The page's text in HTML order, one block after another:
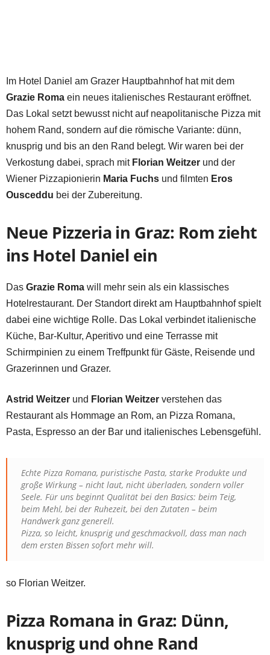
Im Hotel Daniel am Grazer Hauptbahnhof hat mit dem
Grazie Roma ein neues italienisches Restaurant eröffnet.
Das Lokal setzt bewusst nicht auf neapolitanische Pizza mit
hohem Rand, sondern auf die römische Variante: dünn,
knusprig und bis an den Rand belegt. Wir waren bei der
Verkostung dabei, sprach mit Florian Weitzer und der
Wiener Pizzapionierin Maria Fuchs und filmten Eros
Ousceddu bei der Zubereitung.
Neue Pizzeria in Graz: Rom zieht
ins Hotel Daniel ein
Das Grazie Roma will mehr sein als ein klassisches
Hotelrestaurant. Der Standort direkt am Hauptbahnhof spielt
dabei eine wichtige Rolle. Das Lokal verbindet italienische
Küche, Bar-Kultur, Aperitivo und eine Terrasse mit
Schirmpinien zu einem Treffpunkt für Gäste, Reisende und
Grazerinnen und Grazer.
Astrid Weitzer und Florian Weitzer verstehen das
Restaurant als Hommage an Rom, an Pizza Romana,
Pasta, Espresso an der Bar und italienisches Lebensgefühl.
Echte Pizza Romana, puristische Pasta, starke Produkte und
große Wirkung – nicht laut, nicht überladen, sondern voller
Seele. Für uns beginnt Qualität bei den Basics: beim Teig,
beim Mehl, bei der Ruhezeit, bei den Zutaten – beim
Handwerk ganz generell.
Pizza, so leicht, knusprig und geschmackvoll, dass man nach
dem ersten Bissen sofort mehr will.
so Florian Weitzer.
Pizza Romana in Graz: Dünn,
knusprig und ohne Rand